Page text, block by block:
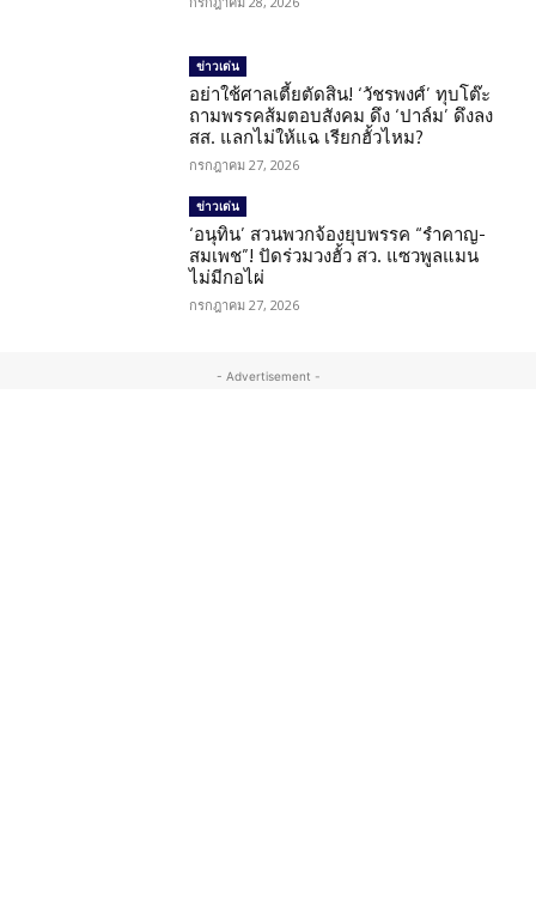
ข่าวเด่น
อย่าใช้ศาลเตี้ยตัดสิน! ‘วัชรพงศ์’ ทุบโต๊ะ
ถามพรรคส้มตอบสังคม ดึง ‘ปาล์ม’ ดึงลง
สส. แลกไม่ให้แฉ เรียกฮั้วไหม?
กรกฎาคม 27, 2026
ข่าวเด่น
‘อนุทิน’ สวนพวกจ้องยุบพรรค “รำคาญ-
สมเพช”! ปัดร่วมวงฮั้ว สว. แซวพูลแมน
ไม่มีกอไผ่
กรกฎาคม 27, 2026
- Advertisement -